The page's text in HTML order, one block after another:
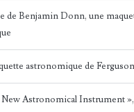
de Benjamin Donn, une
astronomique de Ferguson
Astronomical Instrument